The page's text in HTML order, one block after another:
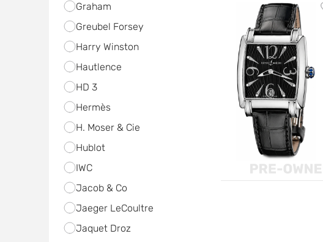
Graham
Greubel Forsey
Harry Winston
Hautlence
HD 3
Hermès
H. Moser & Cie
Hublot
IWC
Jacob & Co
Jaeger LeCoultre
Jaquet Droz